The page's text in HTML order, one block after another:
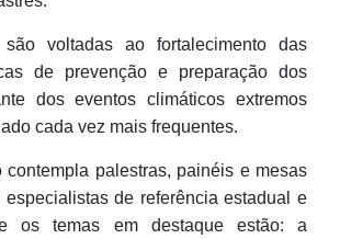
voltadas ao fortalecimento das
de prevenção e preparação dos
dos eventos climáticos extremos
cada vez mais frequentes.
contempla palestras, painéis e mesas
de referência estadual e
os temas em destaque estão: a